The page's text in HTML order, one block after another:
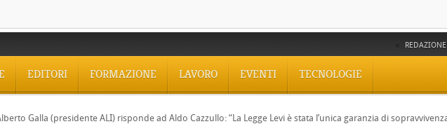
REDAZIONE
EDITORI FORMAZIONE LAVORO EVENTI TECNOLOGIE
Galla (presidente ALI) risponde ad Aldo Cazzullo: “La Legge Levi è stata l’unica garanzia di